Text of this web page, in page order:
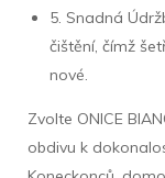
5. Snadná
čištění, čímž
nové.
Zvolte ONICE
obdivu k